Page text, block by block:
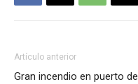
Artículo anterior
Gran incendio en puerto de